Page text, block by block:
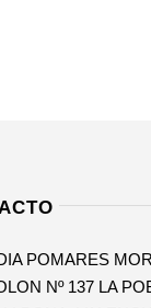
POMARES
Nº 137 LA